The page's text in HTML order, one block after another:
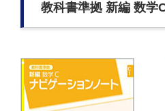
教科書準拠 新編 数